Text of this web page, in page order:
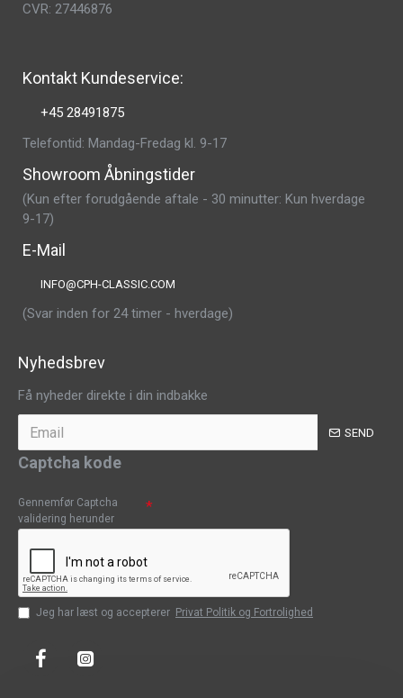
CVR: 27446876
Kontakt Kundeservice:
+45 28491875
Telefontid: Mandag-Fredag kl. 9-17
Showroom Åbningstider
(Kun efter forudgående aftale - 30 minutter: Kun hverdage
9-17)
E-Mail
INFO@CPH-CLASSIC.COM
(Svar inden for 24 timer - hverdage)
Nyhedsbrev
Få nyheder direkte i din indbakke
SEND
Captcha kode
Gennemfør Captcha
validering herunder
Jeg har læst og accepterer Privat Politik og Fortrolighed